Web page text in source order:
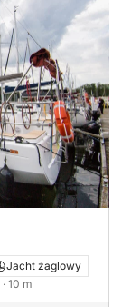
Jacht żaglowy
· 10 m